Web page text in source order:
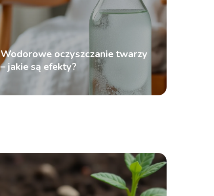
Wodorowe oczyszczanie twarzy
– jakie są efekty?